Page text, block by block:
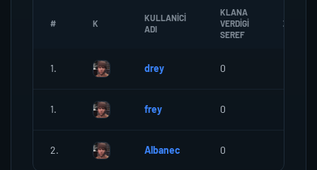
# K
KULLANICI
ADI
KLANA
VERDIGI
SEREF
ZOMBI
1. drey 0
1. frey 0
2. Albanec 0